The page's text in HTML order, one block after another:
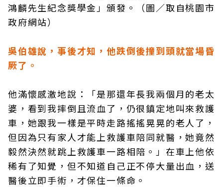
鴻麟先生紀念獎學金」頒發。（圖／取自桃園市
政府網站）
吳伯雄說，事後才知，他跌倒後撞到頭就當場昏
厥了。
他滿懷感激地說：「是那還年長我兩個月的老太
婆，看到我摔倒且流血了，仍很鎮定地叫來救護
車，她跟我一樣是平時走路搖搖晃晃的老人了，
但因為只有家人才能上救護車陪同就醫，她竟然
毅然決然就跳上救護車一路相陪。」在車上他依
稀有了知覺，但不知道自己正不停大量出血，送
醫後立即手術，才保住一條命。